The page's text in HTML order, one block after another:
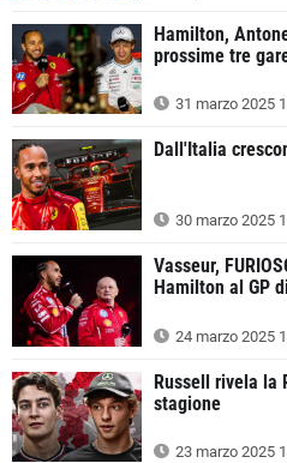
Hamilton,
prossime tre
31 marzo 2025
Dall'Italia
30 marzo 2025
Vasseur,
Hamilton al GP
24 marzo 2025
Russell rivela la
stagione
23 marzo 2025